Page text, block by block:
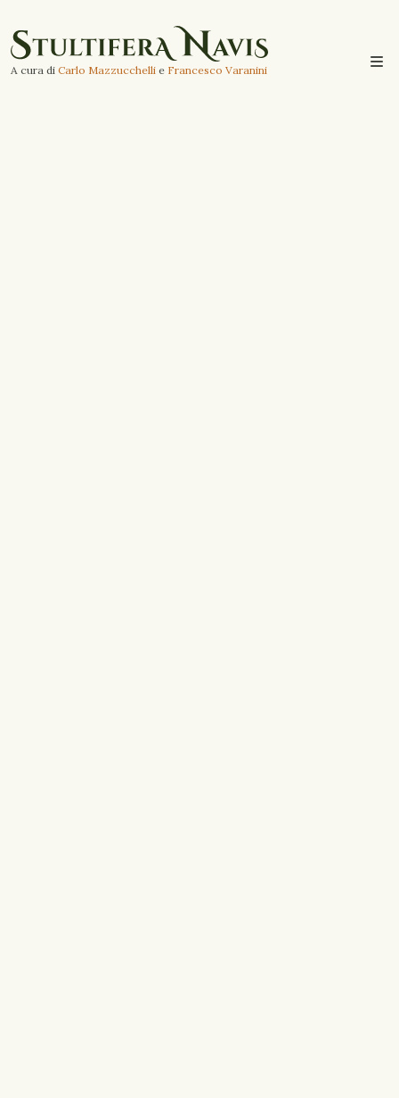
A cura di Carlo Mazzucchelli e Francesco Varanini